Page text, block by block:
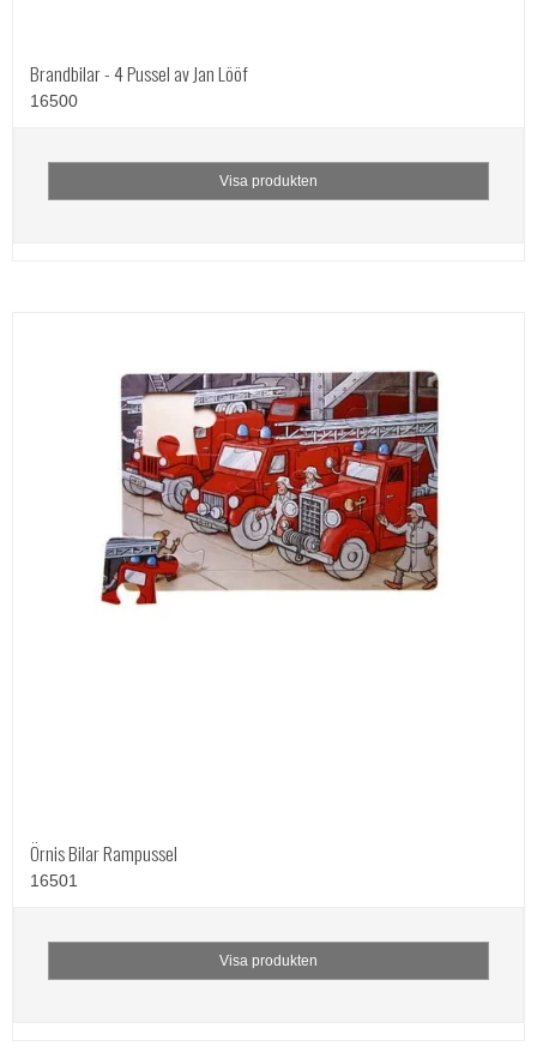
Brandbilar - 4 Pussel av Jan Lööf
16500
Visa produkten
Örnis Bilar Rampussel
16501
Visa produkten